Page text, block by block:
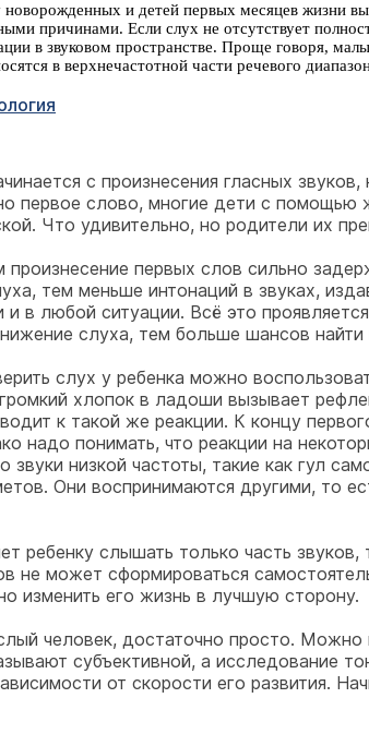
и детей первых месяцев жизни
причинами. Если слух не отсутствует
в звуковом пространстве. Проще говоря,
в верхнечастотной части речевого
с произнесения гласных
первое слово, многие дети с
Что удивительно, но родители их
первых слов сильно
тем меньше интонаций в звуках,
и в любой ситуации. Всё это
слуха, тем больше шансов найти
слух у ребенка можно
хлопок в ладоши вызывает
к такой же реакции. К концу
надо понимать, что реакции на
звуки низкой частоты, такие как гул
Они воспринимаются другими, то
ребенку слышать только часть
не может сформироваться
изменить его жизнь в лучшую сторону.
человек, достаточно просто. Можно
субъективной, а исследование
от скорости его развития.